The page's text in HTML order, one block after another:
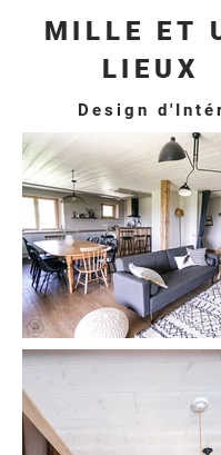
MILLE ET
LIEUX
Design